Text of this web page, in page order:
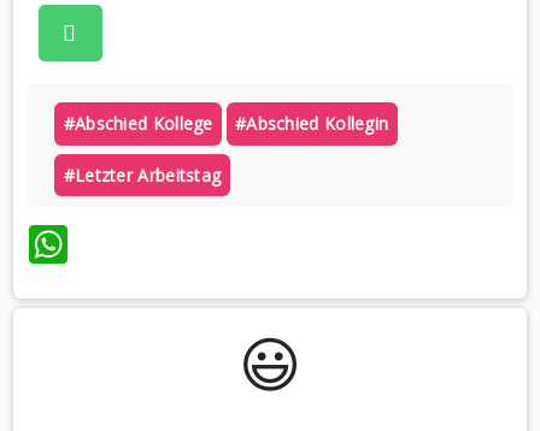
#abschied Kollege #abschied Kollegin
#letzter Arbeitstag
WhatsApp
😃️